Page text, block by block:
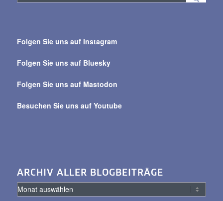
alle
Folgen Sie uns auf Instagram
Folgen Sie uns auf Bluesky
Folgen Sie uns auf Mastodon
Besuchen Sie uns auf Youtube
ARCHIV ALLER BLOGBEITRÄGE